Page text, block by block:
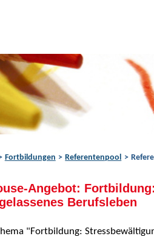
Fortbildungen Referentenpool
Angebot:
Berufsleben
"Fortbildung: